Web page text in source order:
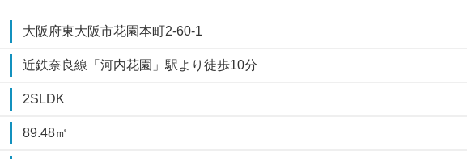
大阪府東大阪市花園本町2-60-1
近鉄奈良線「河内花園」駅より徒歩10分
2SLDK
89.48㎡